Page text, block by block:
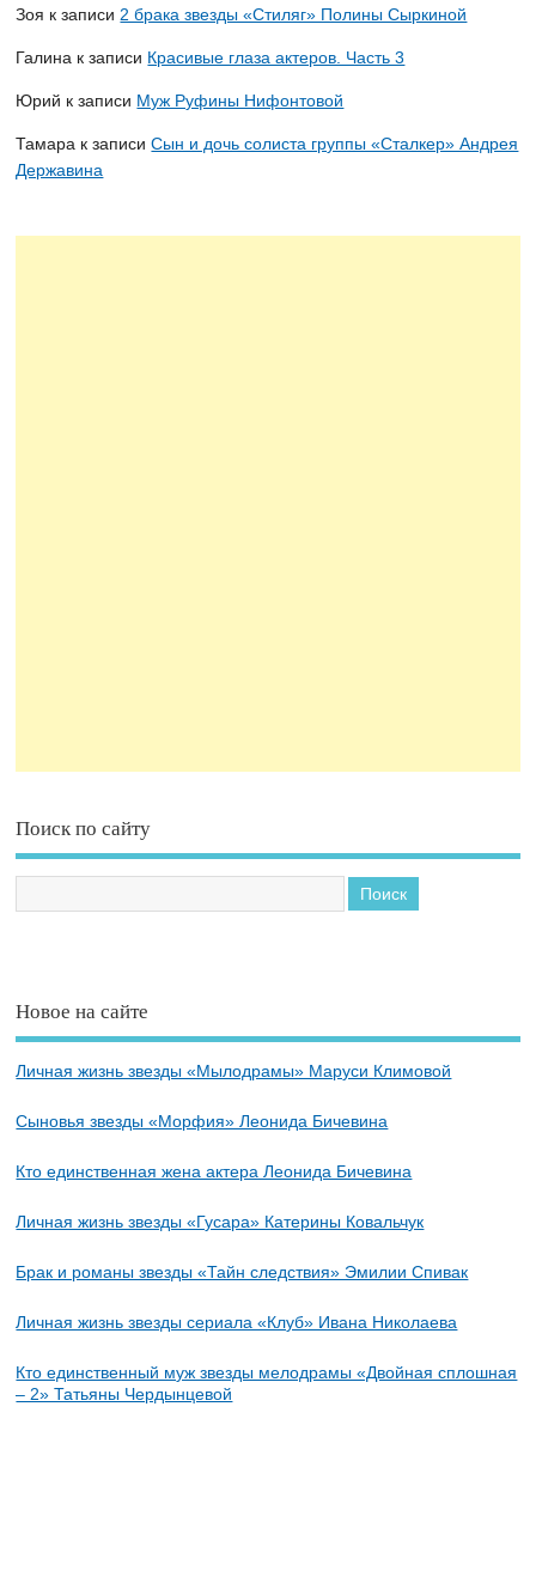
Зоя к записи 2 брака звезды «Стиляг» Полины Сыркиной
Галина к записи Красивые глаза актеров. Часть 3
Юрий к записи Муж Руфины Нифонтовой
Тамара к записиСын и дочь солиста группы «Сталкер» Андрея
Державина
Поиск по сайту
Новое на сайте
Личная жизнь звезды «Мылодрамы» Маруси Климовой
Сыновья звезды «Морфия» Леонида Бичевина
Кто единственная жена актера Леонида Бичевина
Личная жизнь звезды «Гусара» Катерины Ковальчук
Брак и романы звезды «Тайн следствия» Эмилии Спивак
Личная жизнь звезды сериала «Клуб» Ивана Николаева
Кто единственный муж звезды мелодрамы «Двойная сплошная
– 2» Татьяны Чердынцевой